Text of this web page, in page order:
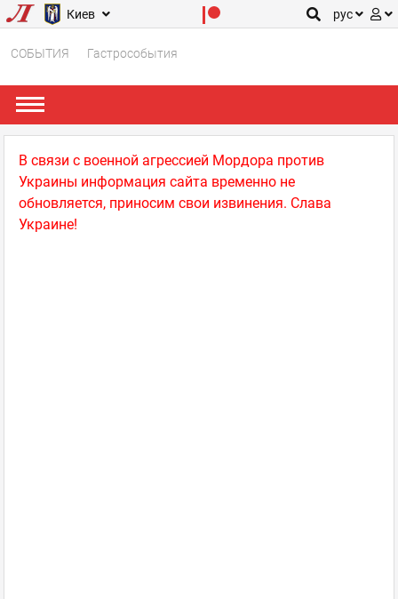
Киев рус
СОБЫТИЯ Гастрособытия
В связи с военной агрессией Мордора против
Украины информация сайта временно не
обновляется, приносим свои извинения. Слава
Украине!